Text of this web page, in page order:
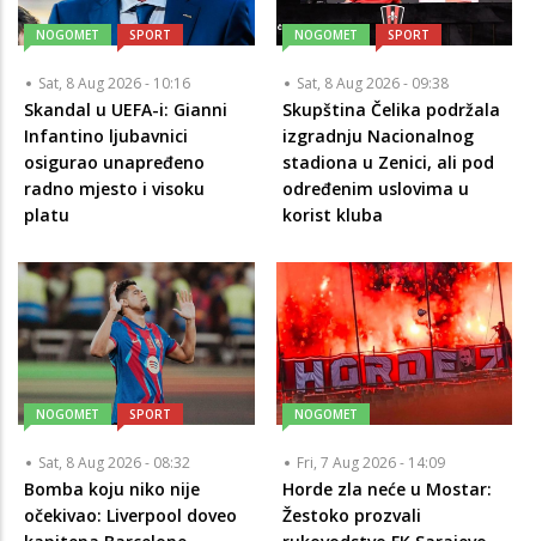
NOGOMET SPORT
Sat, 8 Aug 2026 - 10:16
Skandal u UEFA-i: Gianni
Infantino ljubavnici
osigurao unapređeno
radno mjesto i visoku
platu
NOGOMET SPORT
Sat, 8 Aug 2026 - 09:38
Skupština Čelika podržala
izgradnju Nacionalnog
stadiona u Zenici, ali pod
određenim uslovima u
korist kluba
NOGOMET SPORT
Sat, 8 Aug 2026 - 08:32
Bomba koju niko nije
očekivao: Liverpool doveo
NOGOMET
Fri, 7 Aug 2026 - 14:09
Horde zla neće u Mostar:
Žestoko prozvali